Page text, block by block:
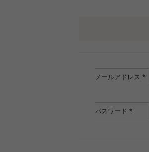
メールアドレス
パスワード